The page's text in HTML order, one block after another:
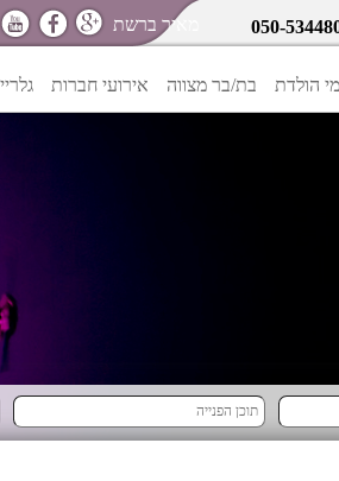
050- מאיר ברשת
הולדת בת/בר מצווה אירועי חברות